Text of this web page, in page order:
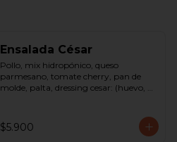
Ensalada César
Pollo, mix hidropónico, queso
parmesano, tomate cherry, pan de
molde, palta, dressing cesar: (huevo,
$5.900